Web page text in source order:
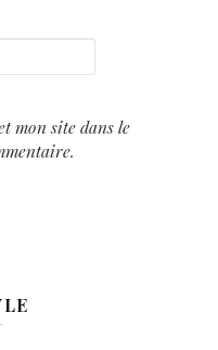
mon site dans le